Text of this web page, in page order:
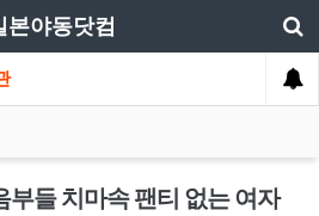
본야동닷컴
부들 치마속 팬티 없는 여자